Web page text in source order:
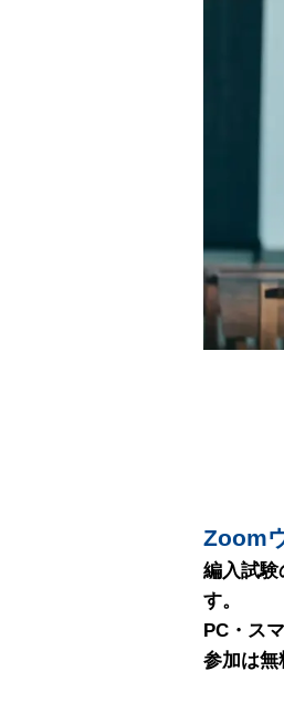
Zoom
編入試験
す。
PC・ス
参加は無